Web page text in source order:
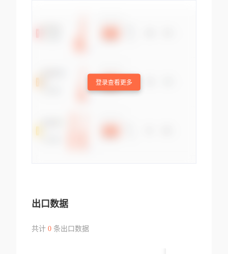
登录查看更多
出口数据
共计 0条出口数据